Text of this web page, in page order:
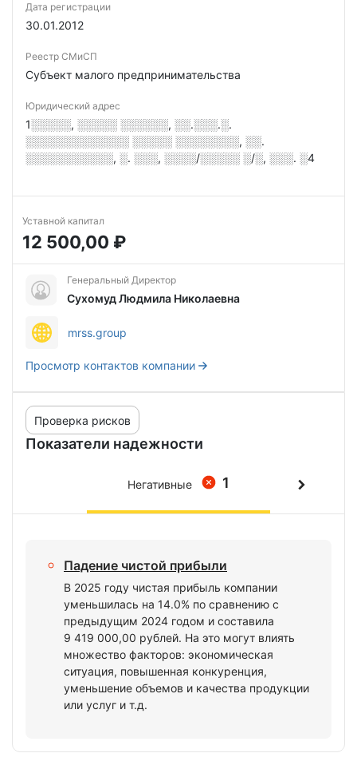
Дата регистрации
30.01.2012
Реестр СМиСП
Субъект малого предпринимательства
Юридический адрес
1░░░░░, ░░░░░ ░░░░░░, ░░.░░░.░.
░░░░░░░░░░░░░ ░░░░░ ░░░░░░░░, ░░.
░░░░░░░░░░░, ░. ░░░, ░░░░/░░░░░ ░/░, ░░░. ░4
Уставной капитал
12 500,00 ₽
Генеральный Директор
Сухомуд Людмила Николаевна
mrss.group
Просмотр контактов компании
Показатели надежности
Проверка рисков
1
Негативные
Падение чистой прибыли
В 2025 году чистая прибыль компании
уменьшилась на 14.0% по сравнению с
предыдущим 2024 годом и составила
9 419 000,00 рублей. На это могут влиять
множество факторов: экономическая
ситуация, повышенная конкуренция,
уменьшение объемов и качества продукции
или услуг и т.д.